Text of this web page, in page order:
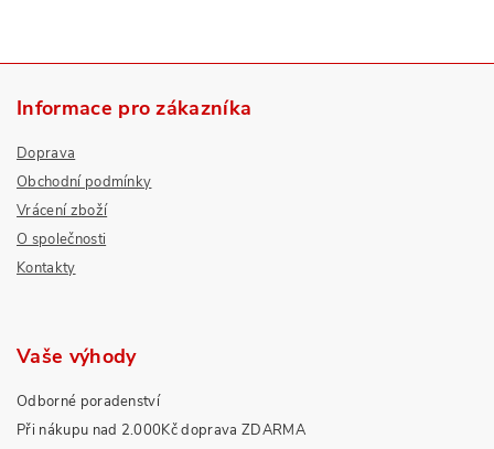
Informace pro zákazníka
Doprava
Obchodní podmínky
Vrácení zboží
O společnosti
Kontakty
Vaše výhody
Odborné poradenství
Při nákupu nad 2.000Kč doprava ZDARMA